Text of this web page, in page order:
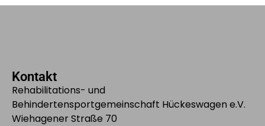
Kontakt
Rehabilitations- und
Behindertensportgemeinschaft Hückeswagen e.V.
Wiehagener Straße 70